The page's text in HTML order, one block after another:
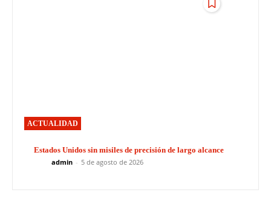
ACTUALIDAD
Estados Unidos sin misiles de precisión de largo alcance
admin - 5 de agosto de 2026